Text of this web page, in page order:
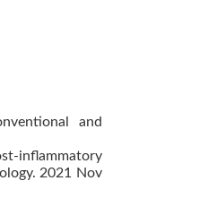
and
inflammatory
2021 Nov